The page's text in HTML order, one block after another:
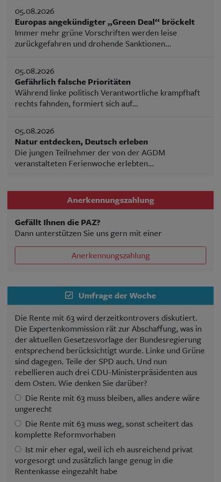
05.08.2026
Europas angekündigter „Green Deal“ bröckelt
Immer mehr grüne Vorschriften werden leise
zurückgefahren und drohende Sanktionen...
05.08.2026
Gefährlich falsche Prioritäten
Während linke politisch Verantwortliche krampfhaft
rechts fahnden, formiert sich auf...
05.08.2026
Natur entdecken, Deutsch erleben
Die jungen Teilnehmer der von der AGDM
veranstalteten Ferienwoche erlebten...
Anerkennungszahlung
Gefällt Ihnen die PAZ?
Dann unterstützen Sie uns gern mit einer
Anerkennungszahlung
Umfrage der Woche
Die Rente mit 63 wird derzeitkontrovers diskutiert.
Die Expertenkommission rät zur Abschaffung, was in
der aktuellen Gesetzesvorlage der Bundesregierung
entsprechend berücksichtigt wurde. Linke und Grüne
sind dagegen. Teile der SPD auch. Und nun
rebellieren auch drei CDU-Ministerpräsidenten aus
dem Osten. Wie denken Sie darüber?
Die Rente mit 63 muss bleiben, alles andere wäre
ungerecht
Die Rente mit 63 muss weg, sonst scheitert das
komplette Reformvorhaben
Ist mir eher egal, weil ich eh ausreichend privat
vorgesorgt und zusätzlich lange genug in die
Rentenkasse eingezahlt habe